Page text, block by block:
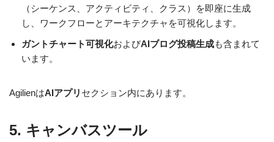
（シーケンス、アクティビティ、クラス）を即座に生成
し、ワークフローとアーキテクチャを可視化します。
ガントチャート可視化およびAIブログ投稿生成も含まれて
います。
AgilienはAIアプリ セクション内にあります。
5. キャンバスツール